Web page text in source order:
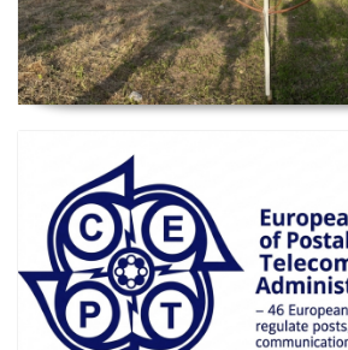
Manyetik Lup Anten (Magnetic